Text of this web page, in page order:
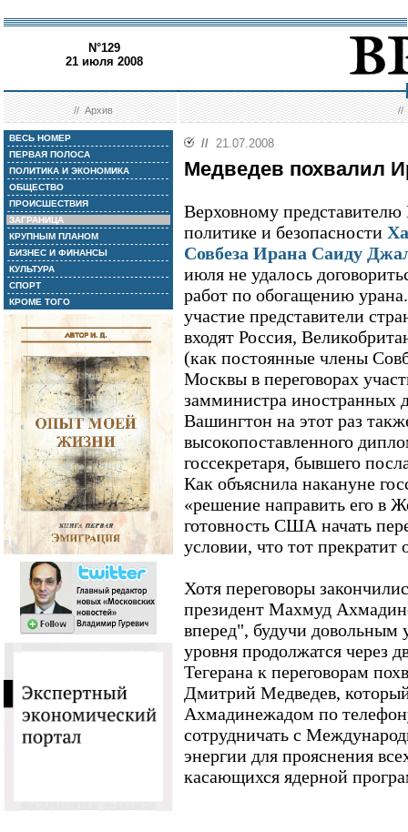
N°129
21 июля 2008
//Архив //
ВЕСЬ НОМЕР
ПЕРВАЯ ПОЛОСА
ПОЛИТИКА И ЭКОНОМИКА
ОБЩЕСТВО
ПРОИСШЕСТВИЯ
ЗАГРАНИЦА
КРУПНЫМ ПЛАНОМ
БИЗНЕС И ФИНАНСЫ
КУЛЬТУРА
СПОРТ
КРОМЕ ТОГО
// 21.07.2008
Медведев похвалил
Верховному
политике и безопасности
Совбеза Ирана Саиду
июля не удалось
работ по обогащению
участие представители
входят Россия,
(как постоянные члены
Москвы в переговорах
замминистра иностранных
Вашингтон на этот раз
высокопоставленного
госсекретаря, бывшего
Как объяснила накануне
«решение направить его в
готовность США начать
условии, что тот прекратит
Хотя переговоры
президент Махмуд
вперед", будучи довольным
уровня продолжатся через
Тегерана к переговорам
Дмитрий Медведев,
Ахмадинежадом по
сотрудничать с
энергии для прояснения
касающихся ядерной